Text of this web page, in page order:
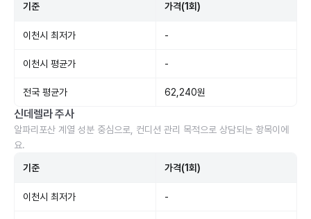
기준 가격(1회)
이천시 최저가 -
이천시 평균가 -
전국 평균가 62,240원
신데렐라 주사
알파리포산 계열 성분 중심으로, 컨디션 관리 목적으로 상담되는 항목이에
요.
기준 가격(1회)
이천시 최저가 -